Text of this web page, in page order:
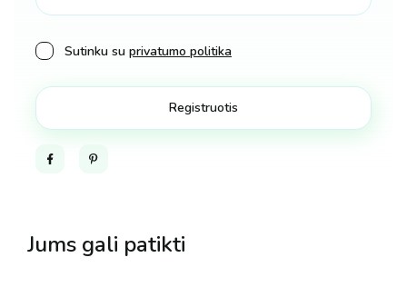
Sutinku su privatumo politika
FacebookPinterest
Jums gali patikti